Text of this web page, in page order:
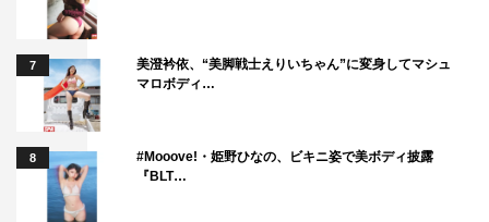
7
美澄衿依、“美脚戦士えりいちゃん”に変身してマシュ
マロボディ…
8
#Mooove!・姫野ひなの、ビキニ姿で美ボディ披露
『BLT…